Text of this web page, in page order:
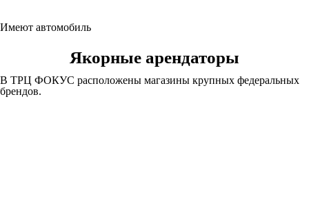
Имеют автомобиль
Якорные арендаторы
В ТРЦ ФОКУС расположены магазины крупных федеральных
брендов.